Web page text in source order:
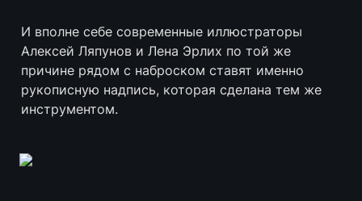
И вполне себе современные иллюстраторы
Алексей Ляпунов и Лена Эрлих по той же
причине рядом с наброском ставят именно
рукописную надпись, которая сделана тем же
инструментом.